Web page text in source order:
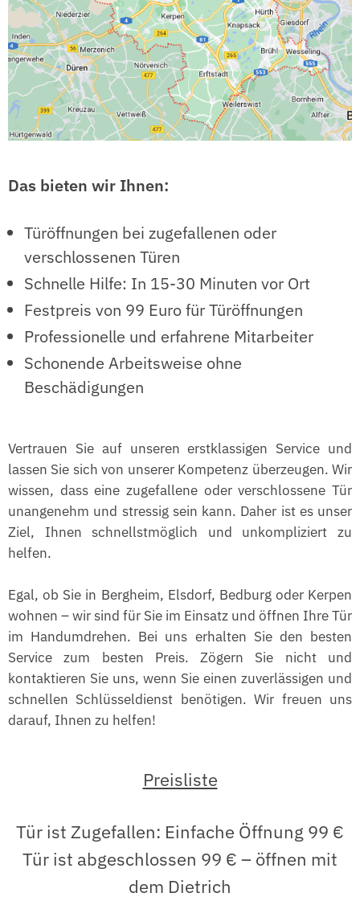
Das bieten wir Ihnen:
Türöffnungen bei zugefallenen oder
verschlossenen Türen
Schnelle Hilfe: In 15-30 Minuten vor Ort
Festpreis von 99 Euro für Türöffnungen
Professionelle und erfahrene Mitarbeiter
Schonende Arbeitsweise ohne
Beschädigungen
Vertrauen Sie auf unseren erstklassigen Service und
lassen Sie sich von unserer Kompetenz überzeugen. Wir
wissen, dass eine zugefallene oder verschlossene Tür
unangenehm und stressig sein kann. Daher ist es unser
Ziel, Ihnen schnellstmöglich und unkompliziert zu
helfen.
Egal, ob Sie in Bergheim, Elsdorf, Bedburg oder Kerpen
wohnen – wir sind für Sie im Einsatz und öffnen Ihre Tür
im Handumdrehen. Bei uns erhalten Sie den besten
Service zum besten Preis. Zögern Sie nicht und
kontaktieren Sie uns, wenn Sie einen zuverlässigen und
schnellen Schlüsseldienst benötigen. Wir freuen uns
darauf, Ihnen zu helfen!
Preisliste
Tür ist Zugefallen: Einfache Öffnung 99 €
Tür ist abgeschlossen 99 € – öffnen mit
dem Dietrich